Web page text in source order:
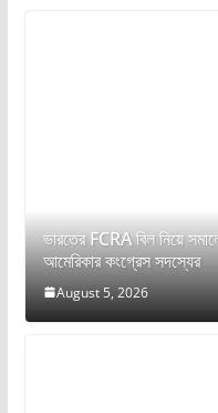
ভারতের FCRA বিল নিয়ে
আমেরিকার কংগ্রেস সদস্যের
August 5, 2026